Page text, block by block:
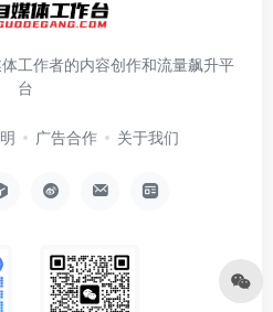
工作者的内容创作和流量飙升平
台
广告合作 关于我们